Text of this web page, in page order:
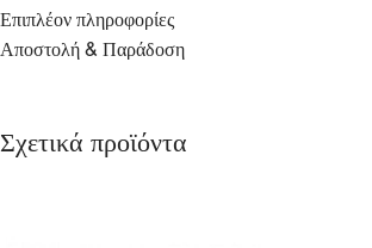
Επιπλέον πληροφορίες
Αποστολή & Παράδοση
Σχετικά προϊόντα